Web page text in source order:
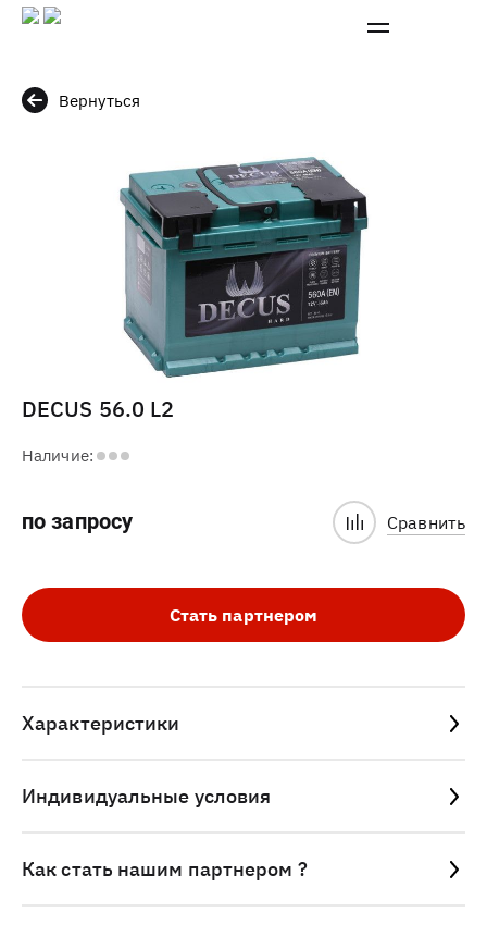
Вернуться
DECUS 56.0 L2
Наличие:
по запросу Сравнить
Стать партнером
Характеристики
Индивидуальные условия
Как стать нашим партнером ?